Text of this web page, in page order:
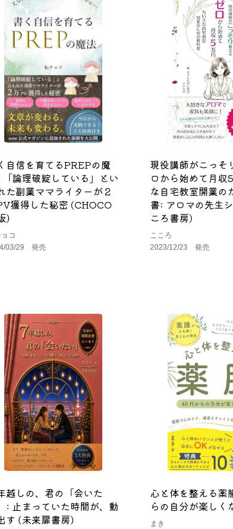
自信を育てるPREPの魔
論理破綻している」とい
た副業ママライターが２
獲得した秘密 (CHOCO
)
コ
03/29 発売
現役講師がこっそ
ロから始めて月収
な自宅教室開業の
書: アロマの先生
ころ書房)
こころ
2023/12/23 発売
越しの、君の「会いた
: 止まっていた時間が、動
す (未来扉書房)
心と体を整える薬
らの自分が楽しく
まき